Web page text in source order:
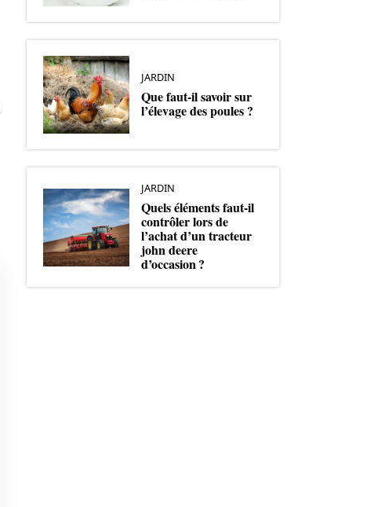
JARDIN
Que faut-il savoir sur
l’élevage des poules ?
JARDIN
Quels éléments faut-il
contrôler lors de
l’achat d’un tracteur
john deere
d’occasion ?